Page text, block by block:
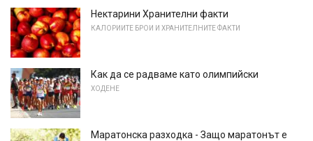
Нектарини Хранителни факти
КАЛОРИИТЕ БРОИ И ХРАНИТЕЛНИТЕ ФАКТИ
Как да се радваме като олимпийски
ХОДЕНЕ
Маратонска разходка - Защо маратонът е